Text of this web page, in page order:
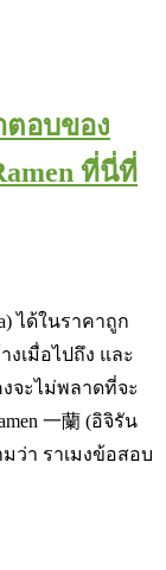
ตอบของ
ที่นี่ที่
ได้ในราคาถูก
งเมื่อไปถึง และ
จะไม่พลาดที่จะ
一蘭 (อิจิรัน
ว่า ราเมงข้อสอบ